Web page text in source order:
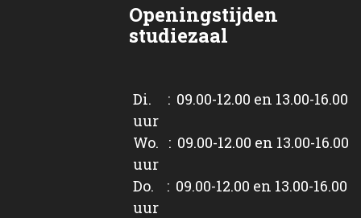
Openingstijden
studiezaal
Di. : 09.00-12.00 en 13.00-16.00
uur
Wo. : 09.00-12.00 en 13.00-16.00
uur
Do. : 09.00-12.00 en 13.00-16.00
uur